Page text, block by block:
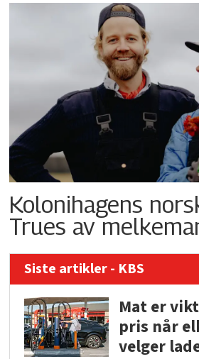
Kolonihagens
Trues av
Siste artikler - KBS
Mat er
pris når
velger